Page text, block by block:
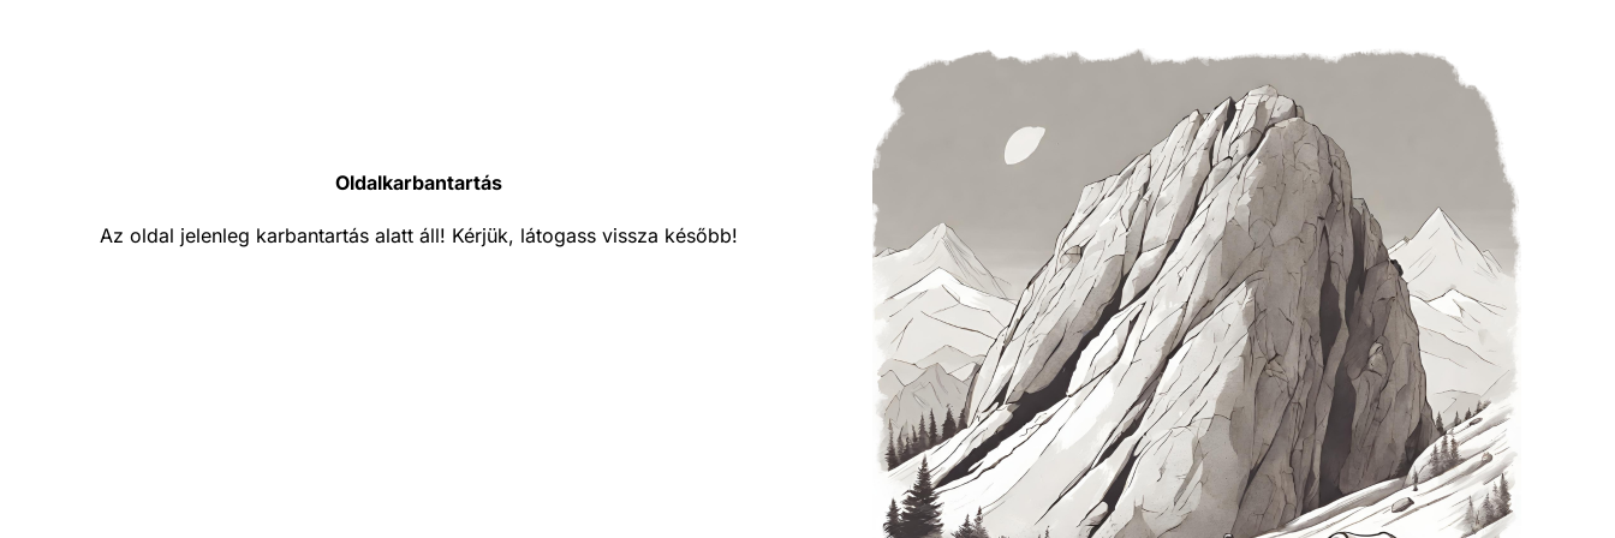
Oldalkarbantartás
Az oldal jelenleg karbantartás alatt áll! Kérjük, látogass vissza később!